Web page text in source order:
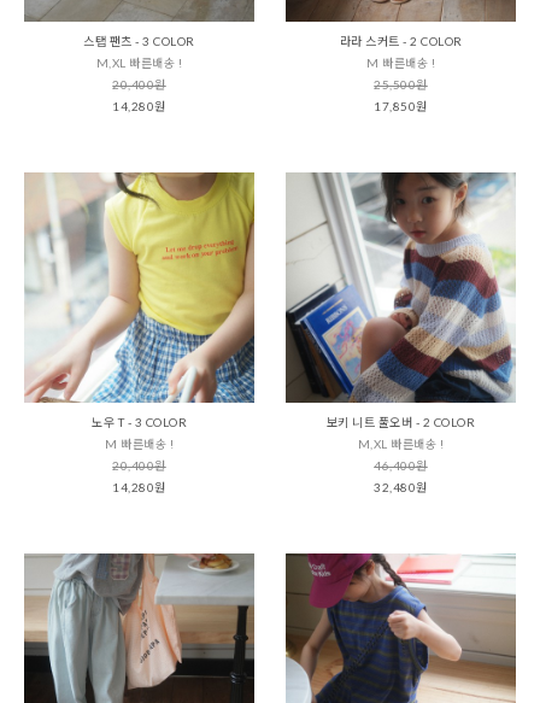
스탭 팬츠 - 3 COLOR
M,XL 빠른배송 !
20,400원
14,280원
라라 스커트 - 2 COLOR
M 빠른배송 !
25,500원
17,850원
노우 T - 3 COLOR
M 빠른배송 !
20,400원
14,280원
보키 니트 풀오버 - 2 COLOR
M,XL 빠른배송 !
46,400원
32,480원